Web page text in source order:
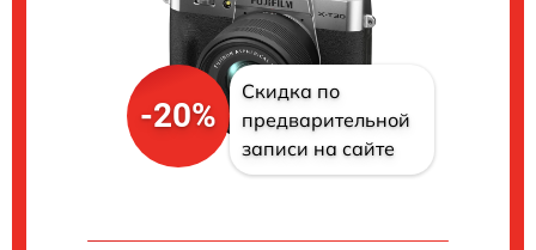
-20%
Скидка по
предварительной
записи на сайте